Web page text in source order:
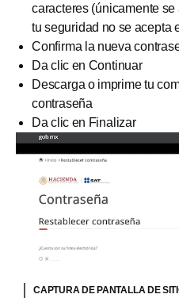
caracteres (únicamente
tu seguridad no se acepta
Confirma la nueva
Da clic en Continuar
Descarga o imprime tu
contraseña
Da clic en Finalizar
CAPTURA DE PANTALLA DE